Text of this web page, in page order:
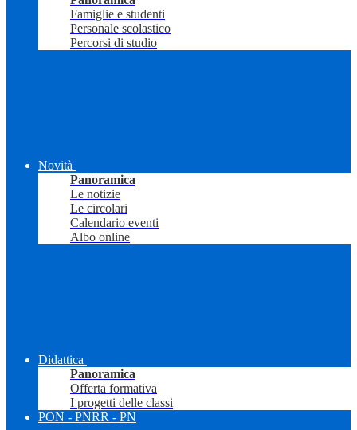
Famiglie e studenti
Personale scolastico
Percorsi di studio
Novità
Panoramica
Le notizie
Le circolari
Calendario eventi
Albo online
Didattica
Panoramica
Offerta formativa
I progetti delle classi
PON - PNRR - PN